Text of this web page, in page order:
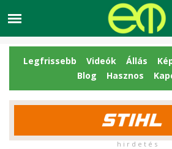
Legfrissebb Videók Állás
Blog
Hasznos
h i r d e t é s